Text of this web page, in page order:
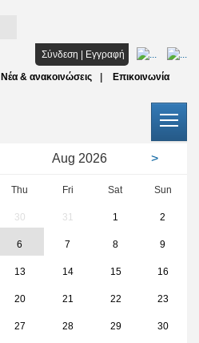
Σύνδεση | Εγγραφή
Νέα & ανακοινώσεις
Επικοινωνία
Aug 2026 >
Thu Fri Sat Sun
30 31 1 2
6 7 8 9
13 14 15 16
20 21 22 23
27 28 29 30